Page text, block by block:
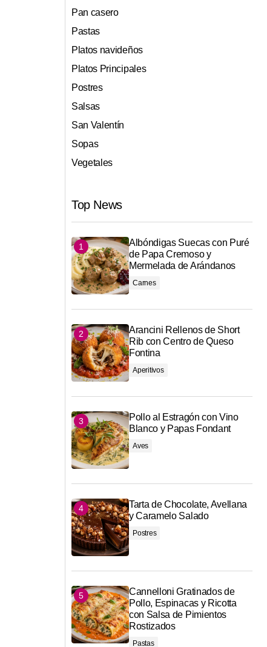
Pan casero
Pastas
Platos navideños
Platos Principales
Postres
Salsas
San Valentín
Sopas
Vegetales
Top News
Albóndigas Suecas con Puré
de Papa Cremoso y
Mermelada de Arándanos
Carnes
Arancini Rellenos de Short
Rib con Centro de Queso
Fontina
Aperitivos
Pollo al Estragón con Vino
Blanco y Papas Fondant
Aves
Tarta de Chocolate, Avellana
y Caramelo Salado
Postres
Cannelloni Gratinados de
Pollo, Espinacas y Ricotta
con Salsa de Pimientos
Rostizados
Pastas